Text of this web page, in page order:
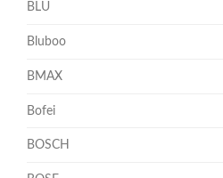
BLU
Bluboo
BMAX
Bofei
BOSCH